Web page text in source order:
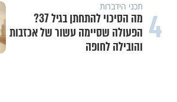
4 תכני הידברות
מה הסיכוי להתחתן בגיל 37?
הפעולה שסיימה עשור של אכזבות
והובילה לחופה